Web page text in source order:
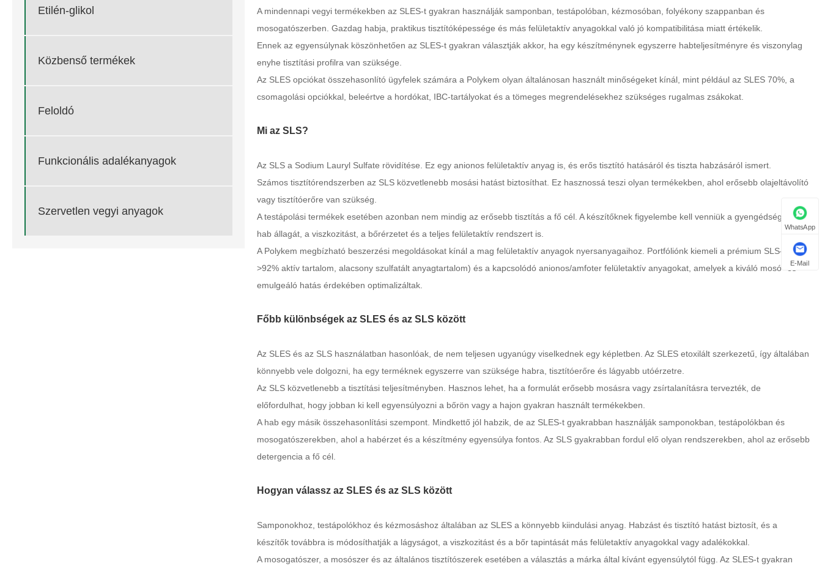
Etilén-glikol
Közbenső termékek
Feloldó
Funkcionális adalékanyagok
Szervetlen vegyi anyagok
A mindennapi vegyi termékekben az SLES-t gyakran használják samponban, testápolóban, kézmosóban, folyékony szappanban és
mosogatószerben. Gazdag habja, praktikus tisztítóképessége és más felületaktív anyagokkal való jó kompatibilitása miatt értékelik.
Ennek az egyensúlynak köszönhetően az SLES-t gyakran választják akkor, ha egy készítménynek egyszerre habteljesítményre és viszonylag
enyhe tisztítási profilra van szüksége.
Az SLES opciókat összehasonlító ügyfelek számára a Polykem olyan általánosan használt minőségeket kínál, mint például az SLES 70%, a
csomagolási opciókkal, beleértve a hordókat, IBC-tartályokat és a tömeges megrendelésekhez szükséges rugalmas zsákokat.
Mi az SLS?
Az SLS a Sodium Lauryl Sulfate rövidítése. Ez egy anionos felületaktív anyag is, és erős tisztító hatásáról és tiszta habzásáról ismert.
Számos tisztítórendszerben az SLS közvetlenebb mosási hatást biztosíthat. Ez hasznossá teszi olyan termékekben, ahol erősebb olajeltávolító
vagy tisztítóerőre van szükség.
A testápolási termékek esetében azonban nem mindig az erősebb tisztítás a fő cél. A készítőknek figyelembe kell venniük a gyengédséget, a
hab állagát, a viszkozitást, a bőrérzetet és a teljes felületaktív rendszert is.
A Polykem megbízható beszerzési megoldásokat kínál a mag felületaktív anyagok nyersanyagaihoz. Portfóliónk kiemeli a prémium SLS-t (K12,
>92% aktív tartalom, alacsony szulfatált anyagtartalom) és a kapcsolódó anionos/amfoter felületaktív anyagokat, amelyek a kiváló mosó- és
emulgeáló hatás érdekében optimalizáltak.
Főbb különbségek az SLES és az SLS között
Az SLES és az SLS használatban hasonlóak, de nem teljesen ugyanúgy viselkednek egy képletben. Az SLES etoxilált szerkezetű, így általában
könnyebb vele dolgozni, ha egy terméknek egyszerre van szüksége habra, tisztítóerőre és lágyabb utóérzetre.
Az SLS közvetlenebb a tisztítási teljesítményben. Hasznos lehet, ha a formulát erősebb mosásra vagy zsírtalanításra tervezték, de
előfordulhat, hogy jobban ki kell egyensúlyozni a bőrön vagy a hajon gyakran használt termékekben.
A hab egy másik összehasonlítási szempont. Mindkettő jól habzik, de az SLES-t gyakrabban használják samponokban, testápolókban és
mosogatószerekben, ahol a habérzet és a készítmény egyensúlya fontos. Az SLS gyakrabban fordul elő olyan rendszerekben, ahol az erősebb
detergencia a fő cél.
Hogyan válassz az SLES és az SLS között
Samponokhoz, testápolókhoz és kézmosáshoz általában az SLES a könnyebb kiindulási anyag. Habzást és tisztító hatást biztosít, és a
készítők továbbra is módosíthatják a lágyságot, a viszkozitást és a bőr tapintását más felületaktív anyagokkal vagy adalékokkal.
A mosogatószer, a mosószer és az általános tisztítószerek esetében a választás a márka által kívánt egyensúlytól függ. Az SLES-t gyakran
WhatsApp
E-Mail